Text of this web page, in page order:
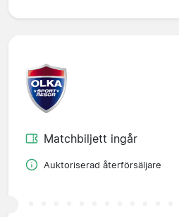
Matchbiljett ingår
Auktoriserad återförsäljare